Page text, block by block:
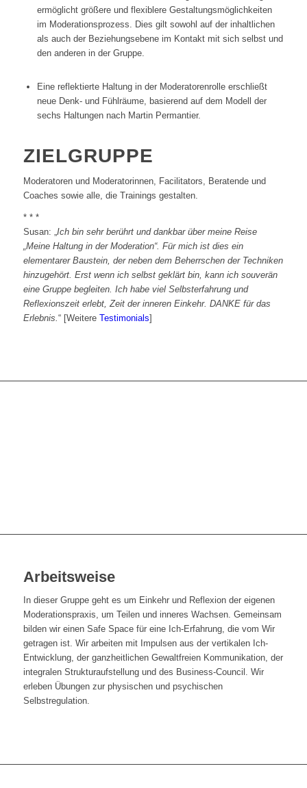
ermöglicht größere und flexiblere Gestaltungsmöglichkeiten
im Moderationsprozess. Dies gilt sowohl auf der inhaltlichen
als auch der Beziehungsebene im Kontakt mit sich selbst und
den anderen in der Gruppe.
Eine reflektierte Haltung in der Moderatorenrolle erschließt
neue Denk- und Fühlräume, basierend auf dem Modell der
sechs Haltungen nach Martin Permantier.
ZIELGRUPPE
Moderatoren und Moderatorinnen, Facilitators, Beratende und
Coaches sowie alle, die Trainings gestalten.
* * *
Susan: „Ich bin sehr berührt und dankbar über meine Reise
„Meine Haltung in der Moderation“. Für mich ist dies ein
elementarer Baustein, der neben dem Beherrschen der Techniken
hinzugehört. Erst wenn ich selbst geklärt bin, kann ich souverän
eine Gruppe begleiten. Ich habe viel Selbsterfahrung und
Reflexionszeit erlebt, Zeit der inneren Einkehr. DANKE für das
Erlebnis.“ [Weitere Testimonials]
Arbeitsweise
In dieser Gruppe geht es um Einkehr und Reflexion der eigenen
Moderationspraxis, um Teilen und inneres Wachsen. Gemeinsam
bilden wir einen Safe Space für eine Ich-Erfahrung, die vom Wir
getragen ist. Wir arbeiten mit Impulsen aus der vertikalen Ich-
Entwicklung, der ganzheitlichen Gewaltfreien Kommunikation, der
integralen Strukturaufstellung und des Business-Council. Wir
erleben Übungen zur physischen und psychischen
Selbstregulation.